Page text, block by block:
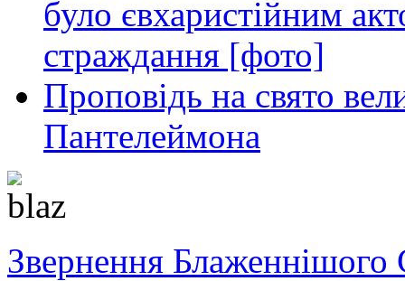
було євхаристійним
страждання [фото]
Проповідь на свято
Пантелеймона
Звернення Блаженнішого